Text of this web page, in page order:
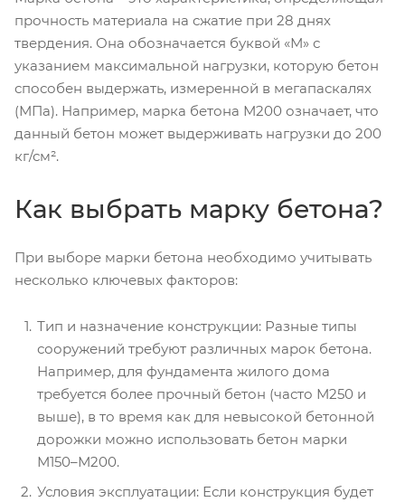
прочность материала на сжатие при 28 днях
твердения. Она обозначается буквой «М» с
указанием максимальной нагрузки, которую бетон
способен выдержать, измеренной в мегапаскалях
(МПа). Например, марка бетона М200 означает, что
данный бетон может выдерживать нагрузки до 200
кг/см².
Как выбрать марку бетона?
При выборе марки бетона необходимо учитывать
несколько ключевых факторов:
Тип и назначение конструкции: Разные типы
сооружений требуют различных марок бетона.
Например, для фундамента жилого дома
требуется более прочный бетон (часто М250 и
выше), в то время как для невысокой бетонной
дорожки можно использовать бетон марки
М150–М200.
Условия эксплуатации: Если конструкция будет